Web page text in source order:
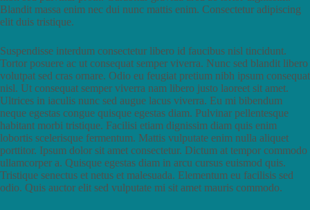
Blandit massa enim nec dui nunc mattis enim. Consectetur adipiscing
elit duis tristique.
Suspendisse interdum consectetur libero id faucibus nisl tincidunt.
Tortor posuere ac ut consequat semper viverra. Nunc sed blandit libero
volutpat sed cras ornare. Odio eu feugiat pretium nibh ipsum consequat
nisl. Ut consequat semper viverra nam libero justo laoreet sit amet.
Ultrices in iaculis nunc sed augue lacus viverra. Eu mi bibendum
neque egestas congue quisque egestas diam. Pulvinar pellentesque
habitant morbi tristique. Facilisi etiam dignissim diam quis enim
lobortis scelerisque fermentum. Mattis vulputate enim nulla aliquet
porttitor. Ipsum dolor sit amet consectetur. Dictum at tempor commodo
ullamcorper a. Quisque egestas diam in arcu cursus euismod quis.
Tristique senectus et netus et malesuada. Elementum eu facilisis sed
odio. Quis auctor elit sed vulputate mi sit amet mauris commodo.